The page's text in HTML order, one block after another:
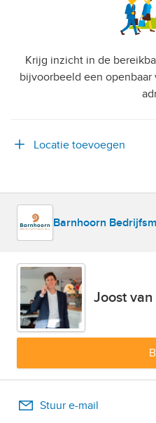
Barnhoorn
Joost van
Stuur e-mail
Krijg inzicht in de
bijvoorbeeld een
Locatie toevoegen